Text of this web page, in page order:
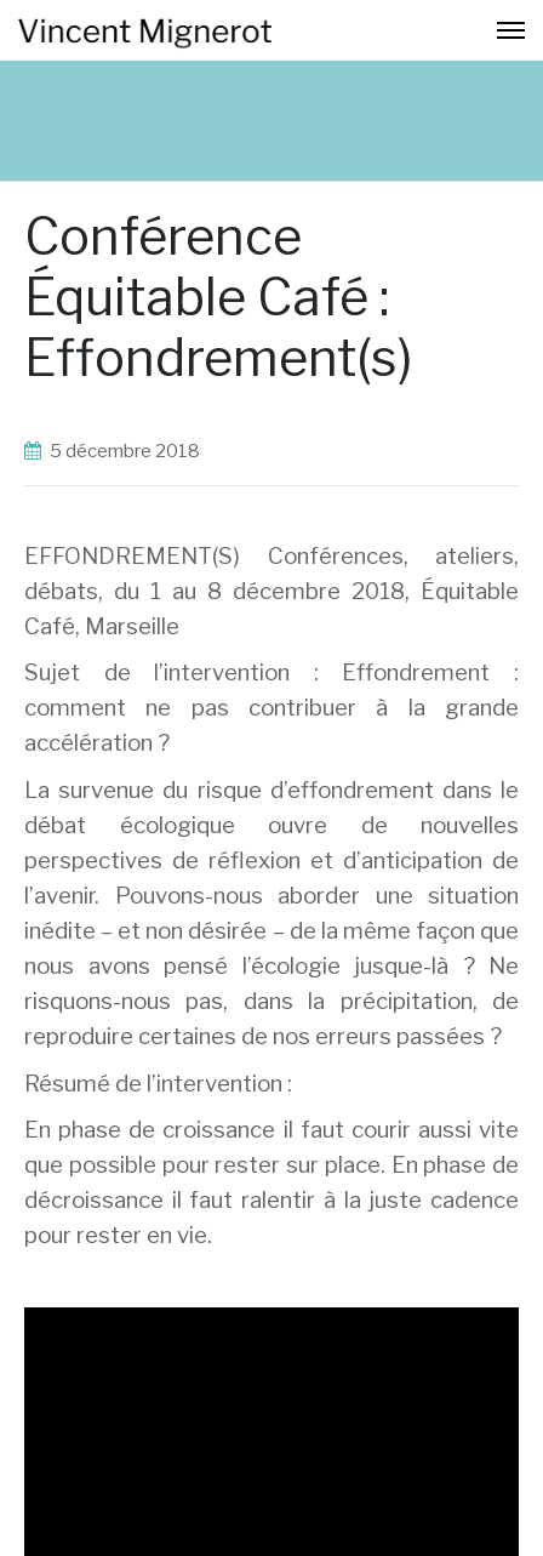
Conférence
Équitable Café :
Effondrement(s)
5 décembre 2018
EFFONDREMENT(S) Conférences, ateliers,
débats, du 1 au 8 décembre 2018, Équitable
Café, Marseille
Sujet de l’intervention : Effondrement :
comment ne pas contribuer à la grande
accélération ?
La survenue du risque d’effondrement dans le
débat écologique ouvre de nouvelles
perspectives de réflexion et d’anticipation de
l’avenir. Pouvons-nous aborder une situation
inédite – et non désirée – de la même façon que
nous avons pensé l’écologie jusque-là ? Ne
risquons-nous pas, dans la précipitation, de
reproduire certaines de nos erreurs passées ?
Résumé de l’intervention :
En phase de croissance il faut courir aussi vite
que possible pour rester sur place. En phase de
décroissance il faut ralentir à la juste cadence
pour rester en vie.